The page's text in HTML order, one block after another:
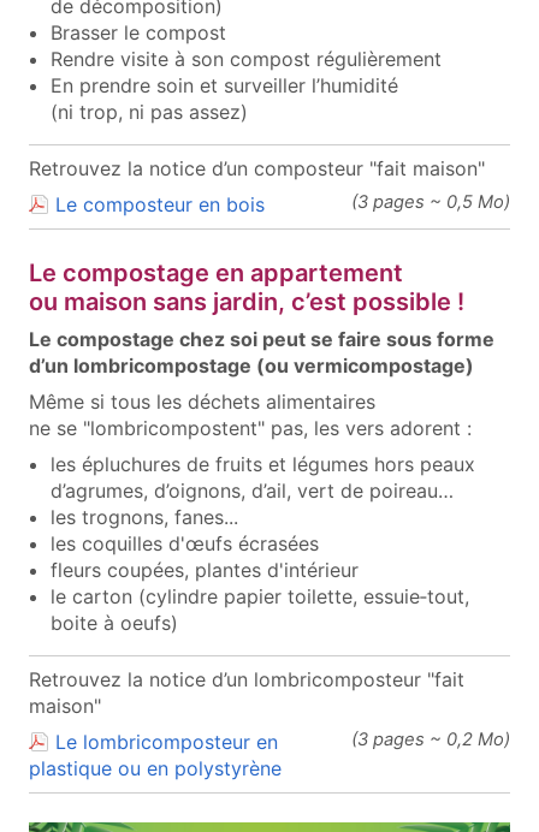
de décomposition)
Brasser le compost
Rendre visite à son compost régulièrement
En prendre soin et surveiller l’humidité
(ni trop, ni pas assez)
Retrouvez la notice d’un composteur "fait maison"
Le composteur en bois(document PDF, ouvre une
(3 pages ~ 0,5 Mo)
Le compostage en appartement
ou maison sans jardin, c’est possible !
Le compostage chez soi peut se faire sous forme
d’un lombricompostage (ou vermicompostage)
Même si tous les déchets alimentaires
ne se "lombricompostent" pas, les vers adorent :
les épluchures de fruits et légumes hors peaux
d’agrumes, d’oignons, d’ail, vert de poireau…
les trognons, fanes...
les coquilles d'œufs écrasées
fleurs coupées, plantes d'intérieur
le carton (cylindre papier toilette, essuie‑tout,
boite à oeufs)
Retrouvez la notice d’un lombricomposteur "fait
maison"
Le lombricomposteur en
plastique ou en polystyrène(document PDF, ouvre une
(3 pages ~ 0,2 Mo)